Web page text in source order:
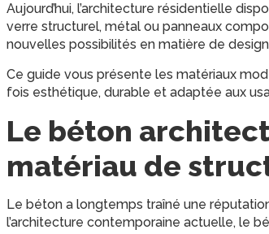
Aujourd’hui, l’architecture résidentielle
verre structurel, métal ou panneaux
nouvelles possibilités en matière de
Ce guide vous présente les matériaux
fois esthétique, durable et adaptée aux
Le béton
matériau de
Le béton a longtemps traîné une
l’architecture contemporaine actuelle, le